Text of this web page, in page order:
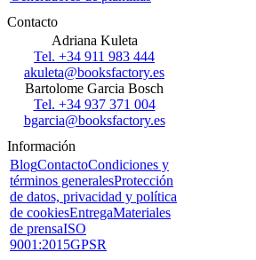
Contacto
Adriana Kuleta
Tel. +34 911 983 444
akuleta@booksfactory.es
Bartolome Garcia Bosch
Tel. +34 937 371 004
bgarcia@booksfactory.es
Información
BlogContactoCondiciones y
términos generalesProtección
de datos, privacidad y política
de cookiesEntregaMateriales
de prensaISO
9001:2015GPSR